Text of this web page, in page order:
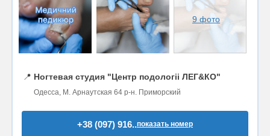
9 фото
📍 Ногтевая студия "Центр подологіі ЛЕГ&КО"
Одесса, М. Арнаутская 64 р-н. Приморский
+38 (097) 916..показать номер